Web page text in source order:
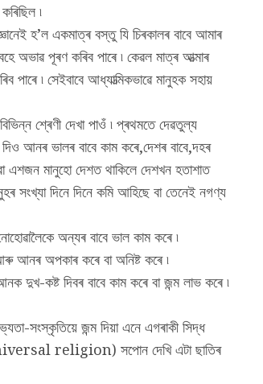
৷
হ’ল একমাত্ৰ বস্তু যি চিৰকালৰ বাবে আমাৰ
অভাৱ পূৰণ কৰিব পাৰে ৷ কেৱল মাত্ৰ আত্মাৰ
পাৰে ৷ সেইবাবে আধ্যাত্মিকভাৱে মানুহক সহায়
শ্ৰেণী দেখা পাওঁ ৷ প্ৰথমতে দেৱতুল্য
দিও আনৰ ভালৰ বাবে কাম কৰে,দেশৰ বাবে,দহৰ
এশজন মানুহো দেশত থাকিলে দেশখন হতাশাত
সংখ্যা দিনে দিনে কমি আহিছে বা তেনেই নগণ্য
অন্যৰ বাবে ভাল কাম কৰে ৷
আনৰ অপকাৰ কৰে বা অনিষ্ট কৰে ৷
কষ্ট দিবৰ বাবে কাম কৰে বা জন্ম লাভ কৰে ৷
সংস্কৃতিয়ে জন্ম দিয়া এনে এগৰাকী সিদ্ধ
(universal religion) সপোন দেখি এটা ছাতিৰ